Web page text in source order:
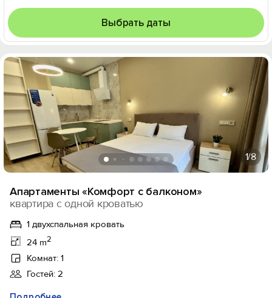
Выбрать даты
1/8
Апартаменты «Комфорт с балконом»
квартира с одной кроватью
1 двухспальная кровать
24 m2
Комнат: 1
Гостей: 2